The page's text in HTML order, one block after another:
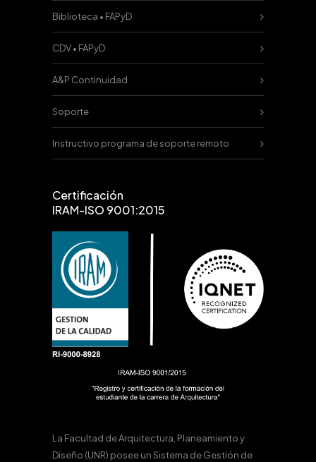
Biblioteca • FAPyD
CDV • FAPyD
A&P Continuidad
Soporte
Instructivo programa de soporte remoto
Certificación
IRAM-ISO 9001:2015
La Facultad de Arquitectura, Planeamiento y
Diseño (UNR) posee un Sistema de Gestión de